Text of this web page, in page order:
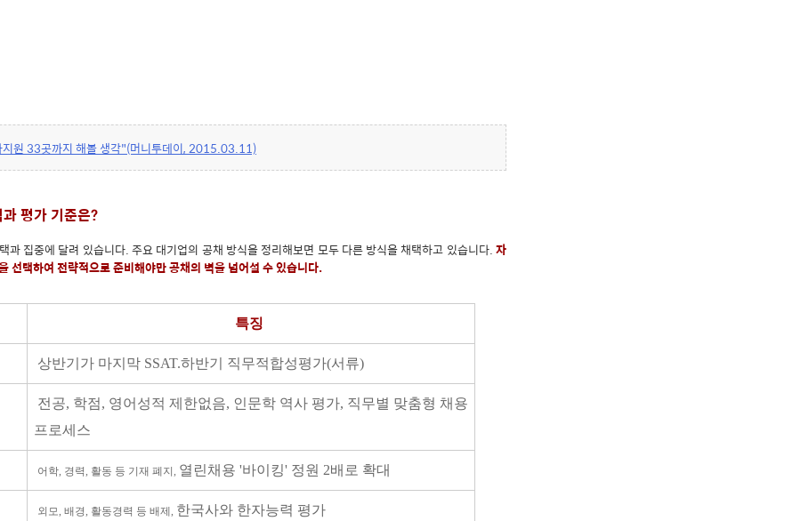
지원 33곳까지 해볼 생각"(머니투데이, 2015.03.11)
평가 기준은?
과 집중에 달려 있습니다. 주요 대기업의 공채 방식을 정리해보면 모두 다른 방식을 채택하고 있습니다.자
선택하여 전략적으로 준비해야만 공채의 벽을 넘어설 수 있습니다.
특징
상반기가 마지막 SSAT.하반기 직무적합성평가(서류)
전공, 학점, 영어성적 제한없음, 인문학 역사 평가, 직무별 맞춤형 채용
프로세스
어학, 경력, 활동 등 기재 폐지, 열린채용 '바이킹' 정원 2배로 확대
외모, 배경, 활동경력 등 배제, 한국사와 한자능력 평가